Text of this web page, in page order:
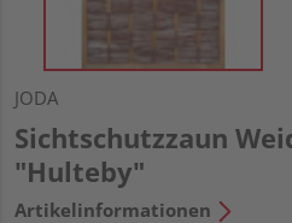
JODA
Sichtschutzzaun
"Hulteby"
Artikelinformationen